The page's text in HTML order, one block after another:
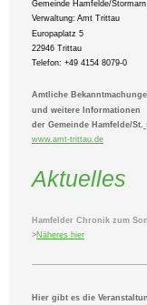
Gemeinde Hamfelde/Stormarn
Verwaltung: Amt Trittau
Europaplatz 5
22946 Trittau
Telefon: +49 4154 8079-0
Amtliche
und weitere Informationen
der Gemeinde Hamfelde/St.
www.amt-trittau.de
Aktuelles
Hamfelder Chronik zum
>Näheres hier
Hier gibt es die